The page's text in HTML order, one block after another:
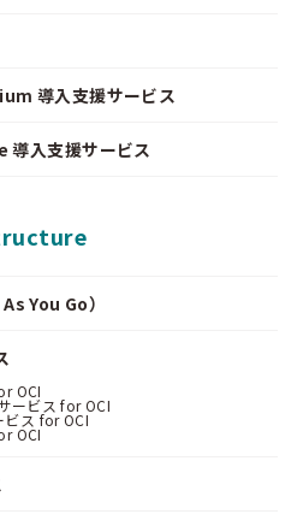
導入支援サービス
入支援サービス
You Go）
OCI
ービス for OCI
ビス for OCI
OCI